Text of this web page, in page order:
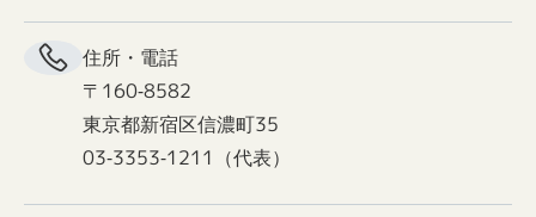
住所・電話
〒160-8582
東京都新宿区信濃町35
03-3353-1211（代表）